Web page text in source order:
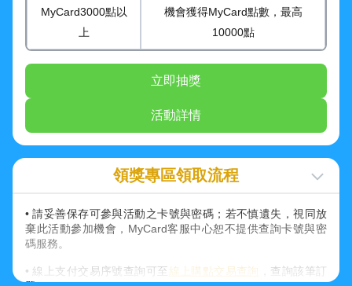
MyCard3000點以
上
機會獲得MyCard點數，最高
10000點
立即抽獎
活動詳情
領獎專區領取流程
• 請妥善保存可參與活動之卡號與密碼；若不慎遺失，視同放
棄此活動參加機會，MyCard客服中心恕不提供查詢卡號與密
碼服務。
• 線上支付交易序號查詢可至線上購點交易查詢
，查詢該筆訂